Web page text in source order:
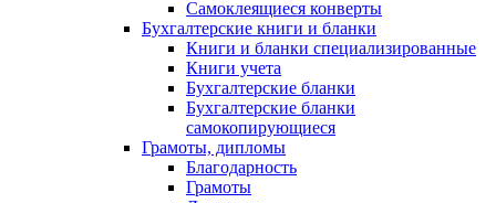
Самоклеящиеся конверты
Бухгалтерские книги и бланки
Книги и бланки специализированные
Книги учета
Бухгалтерские бланки
Бухгалтерские бланки
самокопирующиеся
Грамоты, дипломы
Благодарность
Грамоты